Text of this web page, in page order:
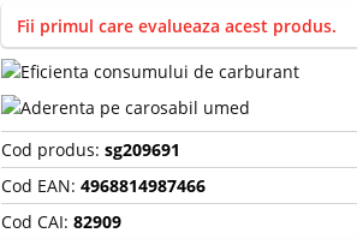
Fii primul care evalueaza acest produs.
Cod produs:sg209691
Cod EAN:4968814987466
Cod CAI:82909